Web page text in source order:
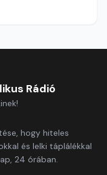
Rádió
hogy hiteles
és lelki táplálékkal
24 órában.